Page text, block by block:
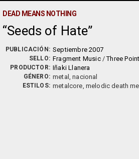
DEAD MEANS NOTHING
Seeds of Hate
PUBLICACIÓN: Septiembre 2007
SELLO: Fragment Music/Three
PRODUCTOR: Iñaki Llanera
GÉNERO: metal, nacional
ESTILOS: metalcore, melodic death